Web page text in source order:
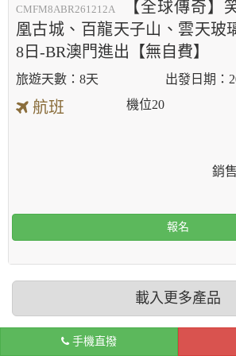
CMFM8ABR261212A
【全球傳奇】
凰古城、百龍天子山、雲天玻
8日-BR澳門進出【無自費】
8天
航班
銷
機位20
報名
載入更多產品
手機直撥